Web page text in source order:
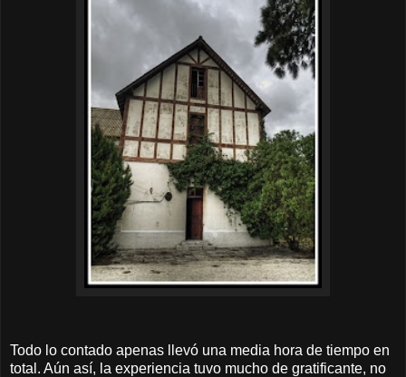
Todo lo contado apenas llevó una media hora de tiempo en
total. Aún así, la experiencia tuvo mucho de gratificante, no